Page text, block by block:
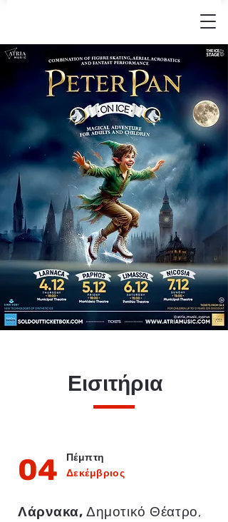
Εισιτήρια
04
Πέμπτη
Δεκέμβριος
Λάρνακα,Δημοτικό Θέατρο,